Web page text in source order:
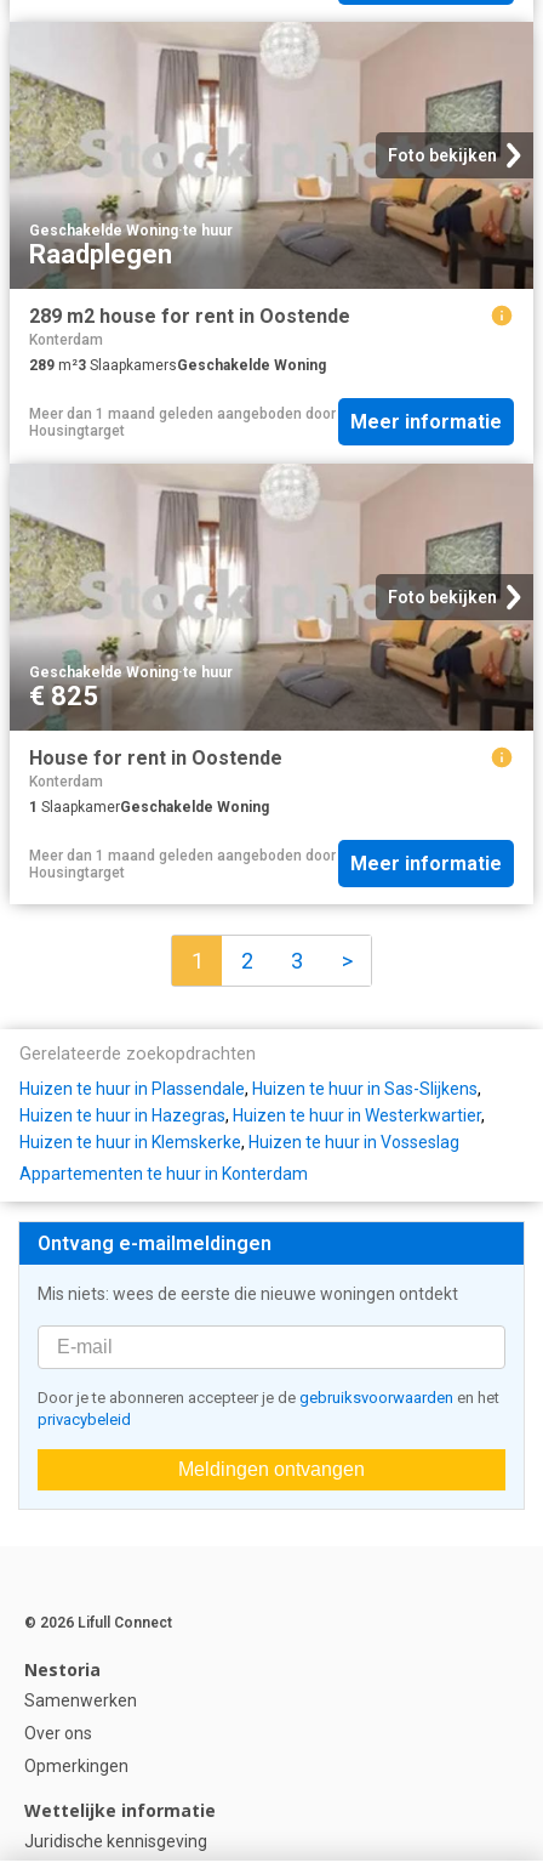
Foto bekijken
Geschakelde Woning·te huur
Raadplegen
289 m2 house for rent in Oostende
Konterdam
289 m²3 SlaapkamersGeschakelde Woning
Meer dan 1 maand geleden aangeboden door
Housingtarget
Meer informatie
Foto bekijken
Geschakelde Woning·te huur
€ 825
House for rent in Oostende
Konterdam
1 SlaapkamerGeschakelde Woning
Meer dan 1 maand geleden aangeboden door
Housingtarget
Meer informatie
1 2 3 >
Gerelateerde zoekopdrachten
Huizen te huur in Plassendale, Huizen te huur in Sas-Slijkens,
Huizen te huur in Hazegras, Huizen te huur in Westerkwartier,
Huizen te huur in Klemskerke, Huizen te huur in Vosseslag
Appartementen te huur in Konterdam
Ontvang e-mailmeldingen
Mis niets: wees de eerste die nieuwe woningen ontdekt
Door je te abonneren accepteer je de gebruiksvoorwaarden en het
privacybeleid
Meldingen ontvangen
© 2026 Lifull Connect
Nestoria
Samenwerken
Over ons
Opmerkingen
Wettelijke informatie
Juridische kennisgeving